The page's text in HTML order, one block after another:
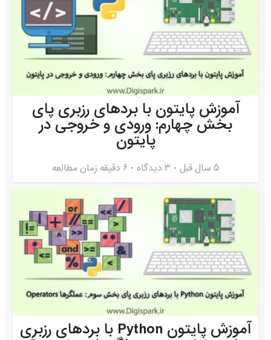
آموزش پایتون با بردهای رزبری پای
بخش چهارم: ورودی و خروجی در
پایتون
5 سال قبل ۳ دیدگاه 6 دقیقه زمان مطالعه
آموزش پایتون Python با بردهای رزبری